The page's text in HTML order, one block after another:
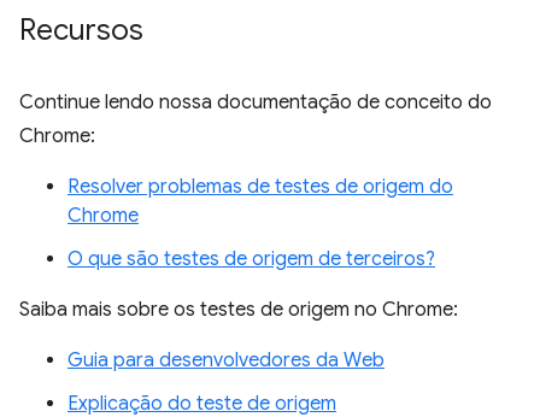
Recursos
Continue lendo nossa documentação de conceito do
Chrome:
Resolver problemas de testes de origem do
Chrome
O que são testes de origem de terceiros?
Saiba mais sobre os testes de origem no Chrome:
Guia para desenvolvedores da Web
Explicação do teste de origem